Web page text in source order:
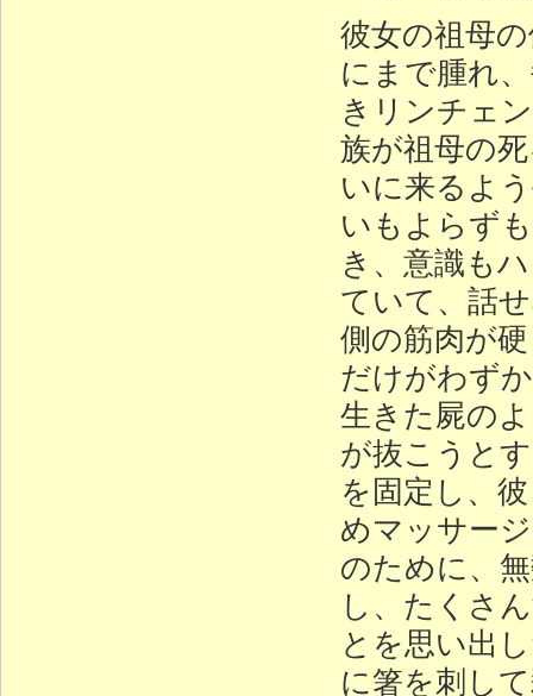
彼女の祖母
にまで腫れ
きリンチェ
族が祖母の
いに来るよ
いもよらず
き、意識も
ていて、話
側の筋肉が
だけがわず
生きた屍の
が抜こうと
を固定し、
めマッサー
のために、
し、たくさ
とを思い出
に箸を刺し